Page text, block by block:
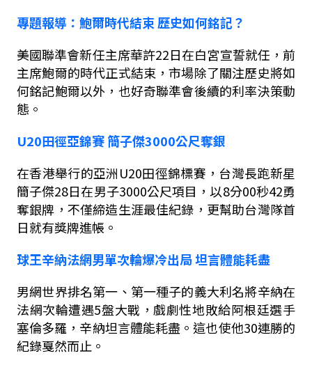
專題報導： 鮑爾時代結束歷史如何銘記？
美國聯準會新任主席華許22日在白宮宣誓就任，前
主席鮑爾的時代正式結束，市場除了關注歷史將如
何銘記鮑爾以外，也好奇聯準會後續的利率決策動
態。
U20田徑亞錦賽簡子傑3000公尺奪銀
在香港舉行的亞洲U20田徑錦標賽，台灣長跑新星
簡子傑28日在男子3000公尺項目，以8分00秒42勇
奪銀牌，不僅締造生涯最佳紀錄，更幫助台灣隊首
日就有獎牌進帳。
球王辛納法網男單次輪爆冷出局坦言體能耗盡
男網世界排名第一、第一種子的義大利名將辛納在
法網次輪遭遇5盤大戰，戲劇性地敗給阿根廷選手
塞倫多羅，辛納坦言體能耗盡。這也使他30連勝的
紀錄戛然而止。